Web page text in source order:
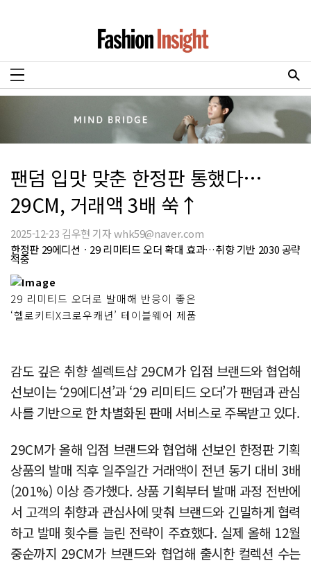
팬덤 입맛 맞춘 한정판 통했다…
29CM, 거래액 3배 쑥↑
2025-12-23 김우현 기자 whk59@naver.com
한정판 29에디션ㆍ29 리미티드 오더 확대 효과…취향 기반 2030 공략
적중
29 리미티드 오더로 발매해 반응이 좋은
‘헬로키티X크로우캐년’ 테이블웨어 제품
감도 깊은 취향 셀렉트샵 29CM가 입점 브랜드와 협업해
선보이는 ‘29에디션’과 ‘29 리미티드 오더’가 팬덤과 관심
사를 기반으로 한 차별화된 판매 서비스로 주목받고 있다.
29CM가 올해 입점 브랜드와 협업해 선보인 한정판 기획
상품의 발매 직후 일주일간 거래액이 전년 동기 대비 3배
(201%) 이상 증가했다. 상품 기획부터 발매 과정 전반에
서 고객의 취향과 관심사에 맞춰 브랜드와 긴밀하게 협력
하고 발매 횟수를 늘린 전략이 주효했다. 실제 올해 12월
중순까지 29CM가 브랜드와 협업해 출시한 컬렉션 수는